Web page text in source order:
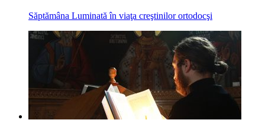
Săptămâna Luminată în viaţa creştinilor ortodocşi